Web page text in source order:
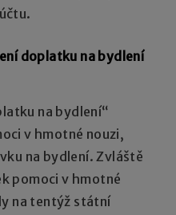
doplatku na bydlení
na bydlení“
v hmotné nouzi,
na bydlení. Zvláště
pomoci v hmotné
na tentýž státní